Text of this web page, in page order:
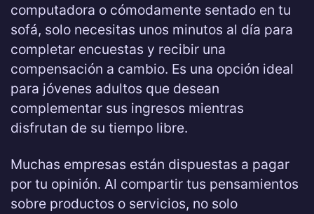
computadora o cómodamente sentado en tu
sofá, solo necesitas unos minutos al día para
completar encuestas y recibir una
compensación a cambio. Es una opción ideal
para jóvenes adultos que desean
complementar sus ingresos mientras
disfrutan de su tiempo libre.
Muchas empresas están dispuestas a pagar
por tu opinión. Al compartir tus pensamientos
sobre productos o servicios, no solo